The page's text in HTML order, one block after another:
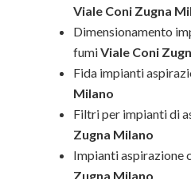
Viale Coni Zugna
Dimensionamento
fumiViale Coni
Fida impianti
Milano
Filtri per impianti di
Zugna Milano
Impianti aspirazione
Zugna Milano